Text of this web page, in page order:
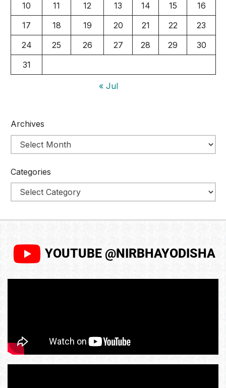
10
11 12 13 14 15
16
17
18 19 20 21 22
23
24
25 26 27 28 29
30
31
« Jul
Archives
Categories
YOUTUBE @NIRBHAYODISHA